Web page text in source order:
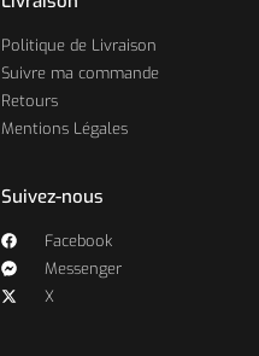
Politique de Livraison
Suivre ma commande
Retours
Mentions Légales
Suivez-nous
Facebook
Messenger
X